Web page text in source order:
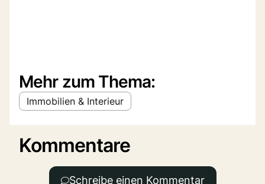
Mehr zum Thema:
Immobilien & Interieur
Kommentare
Schreibe einen Kommentar